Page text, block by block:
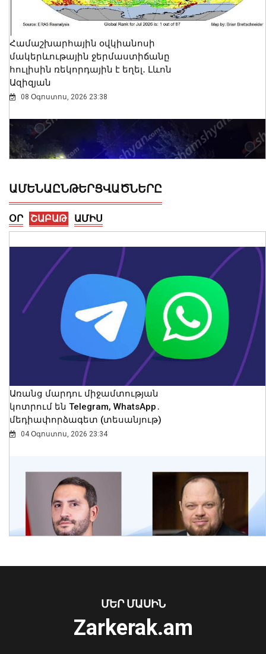
Համաշխարհային օվկիանոսի
մակերևութային ջերմաստիճանը
հուլիսին ռեկորդային է եղել․ Լևոն
Ազիզյան
08 Օգոստոս, 2026 23:38
Ողբերգական դեպք Երևանում․
Կիևյան կամրջի տակ՝ ճանապարհի
երթևեկելի գոտում, հայտնաբերվել է
տղամարդու մարմին
08 Օգոստոս, 2026 23:15
Երևանում մեկ օրում պահպանվող
08 Օգոստոս, 2026 23:01
ԱՄԵՆԱԸՆԹԵՐՑՎԱԾՆԵՐԸ
ՕՐ ՇԱԲԱԹ ԱՄԻՍ
Առանց մարդու միջամտության
կոտրում են Telegram, WhatsApp․
մեդիափորձագետ (տեսանյութ)
04 Օգոստոս, 2026 23:34
Ուկրաինայի Գերագույն Ռադայի
նախագահը շնորհավորել է ՀՀ ԱԺ
ՄԵՐ ՄԱՍԻՆ
Zarkerak.am